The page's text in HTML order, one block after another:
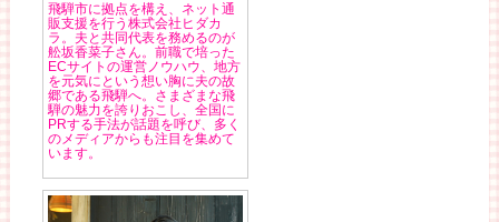
飛騨市に拠点を構え、ネット通
販支援を行う株式会社ヒダカ
ラ。夫と共同代表を務めるのが
舩坂香菜子さん。前職で培った
ECサイトの運営ノウハウ、地方
を元気にという想い胸に夫の故
郷である飛騨へ。さまざまな飛
騨の魅力を誇りおこし、全国に
PRする手法が話題を呼び、多く
のメディアからも注目を集めて
います。